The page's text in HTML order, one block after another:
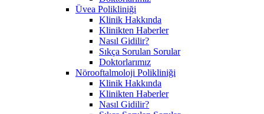
Üvea Polikliniği
Klinik Hakkında
Klinikten Haberler
Nasıl Gidilir?
Sıkça Sorulan Sorular
Doktorlarımız
Nörooftalmoloji Polikliniği
Klinik Hakkında
Klinikten Haberler
Nasıl Gidilir?